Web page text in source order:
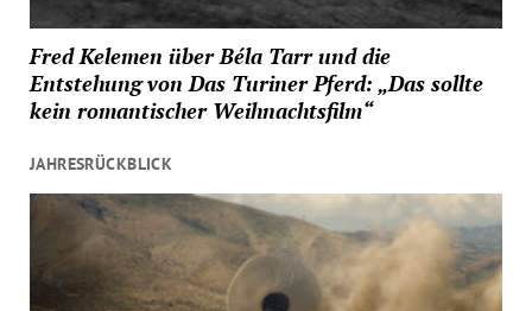
Fred Kelemen über Béla Tarr und die
Entstehung von Das Turiner Pferd: „Das sollte
kein romantischer Weihnachtsfilm“
JAHRESRÜCKBLICK